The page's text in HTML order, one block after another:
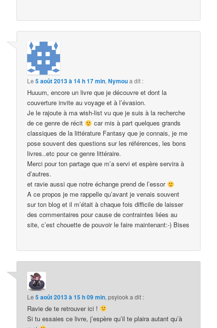
Le5 août 2013 à 14 h 17 min,Nymoua dit :
Huuum, encore un livre que je découvre et dont la
couverture invite au voyage et à l’évasion.
Je le rajoute à ma wish-list vu que je suis à la recherche
de ce genre de récit
car mis à part quelques grands
classiques de la littérature Fantasy que je connais, je me
pose souvent des questions sur les références, les bons
livres..etc pour ce genre littéraire.
Merci pour ton partage que m’a servi et espère servira à
d’autres.
et ravie aussi que notre échange prend de l’essor
A ce propos je me rappelle qu’avant je venais souvent
sur ton blog et il m’était à chaque fois difficile de laisser
des commentaires pour cause de contraintes liées au
site, c’est chouette de pouvoir le faire maintenant:-) Bises
Le5 août 2013 à 15 h 09 min,psylooka dit :
Ravie de te retrouver ici !
Si tu essaies ce livre, j’espère qu’il te plaira autant qu’à